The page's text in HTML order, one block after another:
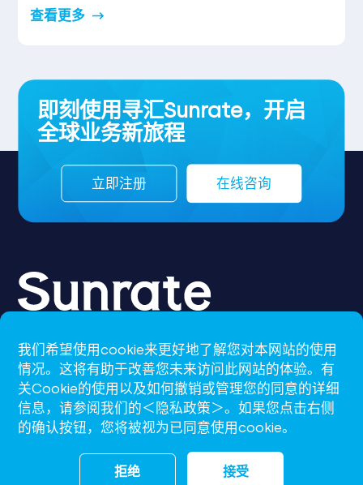
查看更多
即刻使用寻汇Sunrate，开启
全球业务新旅程
立即注册 在线咨询
CN-S
support@sunrate.com
沪ICP备16009386号-2 沪公网安备31011502008199号
我们希望使用cookie来更好地了解您对本网站的使用
情况。这将有助于改善您未来访问此网站的体验。有
关Cookie的使用以及如何撤销或管理您的同意的详细
信息，请参阅我们的＜隐私政策＞。如果您点击右侧
的确认按钮，您将被视为已同意使用cookie。
拒绝 接受